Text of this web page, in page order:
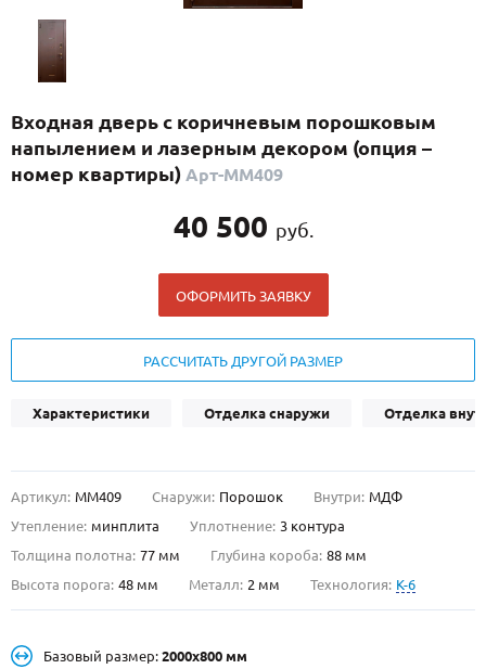
(29)
ПО НАЗНАЧЕНИЮ
ПО КОНСТРУКЦИИ
О НАС
Металлические двери от производителя с доставкой и установкой в
Москве и МО
Входная дверь с коричневым порошковым
напылением и лазерным декором (опция –
номер квартиры) Арт-ММ409
40 500 руб.
ОФОРМИТЬ ЗАЯВКУ
РАССЧИТАТЬ ДРУГОЙ РАЗМЕР
Характеристики Отделка снаружи Отделка
Артикул: ММ409 Снаружи: Порошок Внутри: МДФ
Утепление: минплита Уплотнение: 3 контура
Толщина полотна: 77 мм Глубина короба: 88 мм
Высота порога: 48 мм Металл: 2 мм Технология: K-6
Базовый размер: 2000х800 мм